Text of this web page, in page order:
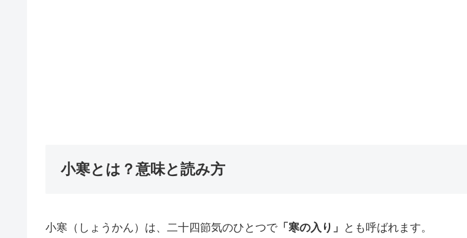
小寒とは？意味と読み方
小寒（しょうかん）は、二十四節気のひとつで「寒の入り」
とも呼ばれます。